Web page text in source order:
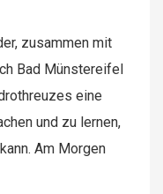
zusammen mit
Bad Münstereifel
eine
und zu lernen,
Am Morgen